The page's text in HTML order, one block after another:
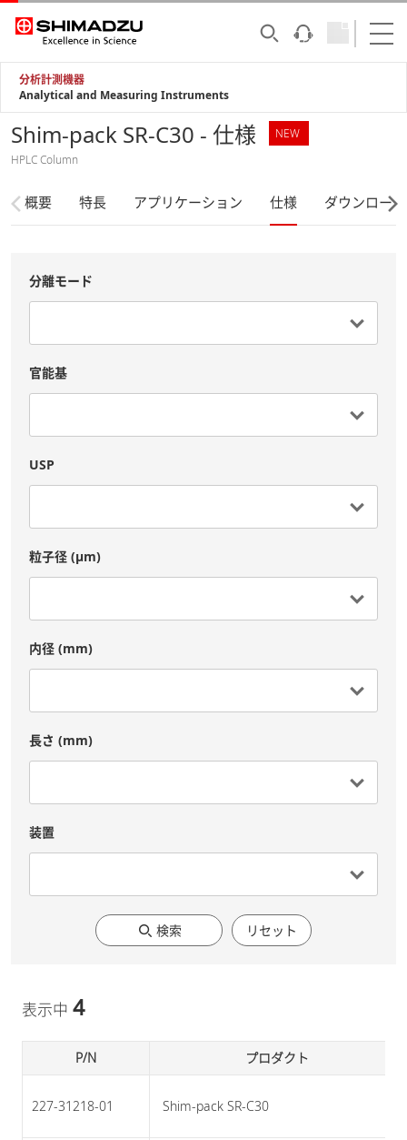
分析計測機器
Analytical and Measuring Instruments
Shim-pack SR-C30 - 仕様
NEW
HPLC Column
概要 特長 アプリケーション 仕様 ダウンロード
分離モード
官能基
USP
粒子径 (μm)
内径 (mm)
長さ (mm)
装置
検索 リセット
表示中 4
P/N プロダクト
227-31218-01 Shim-pack SR-C30